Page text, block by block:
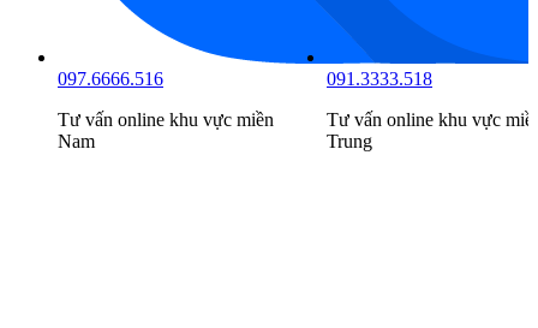
miền
091.3333.518
Tư vấn online khu vực miền
098.6666.519
Tư vấn online